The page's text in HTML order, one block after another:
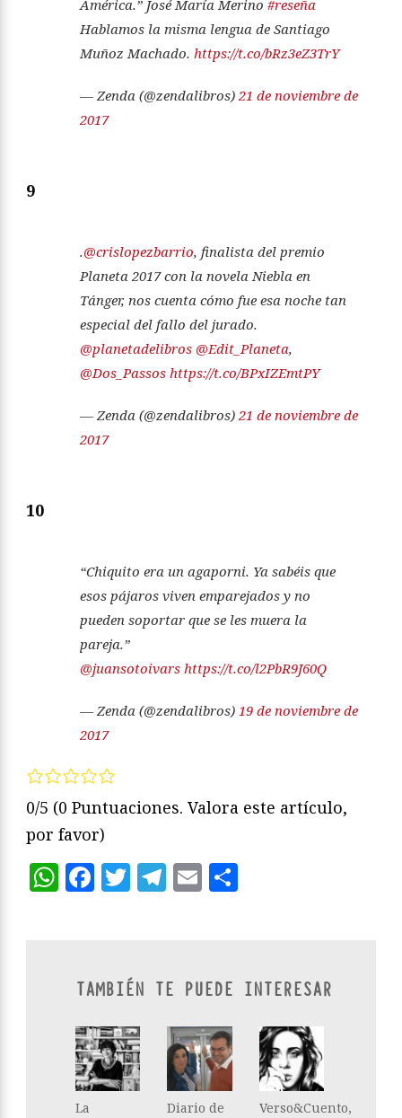
América.” José María Merino #reseña
Hablamos la misma lengua de Santiago
Muñoz Machado. https://t.co/bRz3eZ3TrY
— Zenda (@zendalibros)21 de noviembre de
2017
9
.@crislopezbarrio, finalista del premio
Planeta 2017 con la novela Niebla en
Tánger, nos cuenta cómo fue esa noche tan
especial del fallo del jurado.
@planetadelibros @Edit_Planeta,
@Dos_Passos https://t.co/BPxIZEmtPY
— Zenda (@zendalibros)21 de noviembre de
2017
10
“Chiquito era un agaporni. Ya sabéis que
esos pájaros viven emparejados y no
pueden soportar que se les muera la
pareja.”
@juansotoivars https://t.co/l2PbR9J60Q
— Zenda (@zendalibros) 19 de noviembre de
2017
0/5 (0 Puntuaciones. Valora este artículo,
por favor)
WhatsApp
Facebook
Twitter
Telegram
Email
TAMBIÉN TE PUEDE INTERESAR
La
Diario de
Verso&Cuento,